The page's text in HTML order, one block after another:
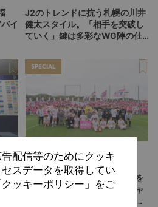
イ
J2のトレンドに抗う札幌の川井
健太スタイル。「相手を突破し
ていく」鍵は多彩なWG陣の仕
ル
SPECIAL
ひぐらしひなつ
2026.08.05
「みんなのセカンドクラブ」を
目指して。躍進するテゲバジャ
ーロ宮崎が示す「クラブを育て
配信等のためにクッキ
スデータを取得してい
ッキーポリシー」をご